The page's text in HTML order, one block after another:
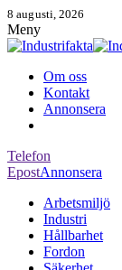
8 augusti, 2026
Meny
Om oss
Kontakt
Annonsera
Telefon
EpostAnnonsera
Arbetsmiljö
Industri
Hållbarhet
Fordon